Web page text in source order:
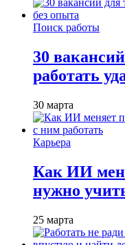
Поиск работы
30
работать
30 марта
Карьера
Как ИИ
нужно
25 марта